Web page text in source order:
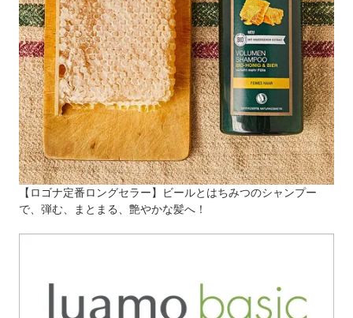
【ロゴナ定番ロングセラー】ビールとはちみつのシャンプー
で、弾む、まとまる、艶やかな髪へ！